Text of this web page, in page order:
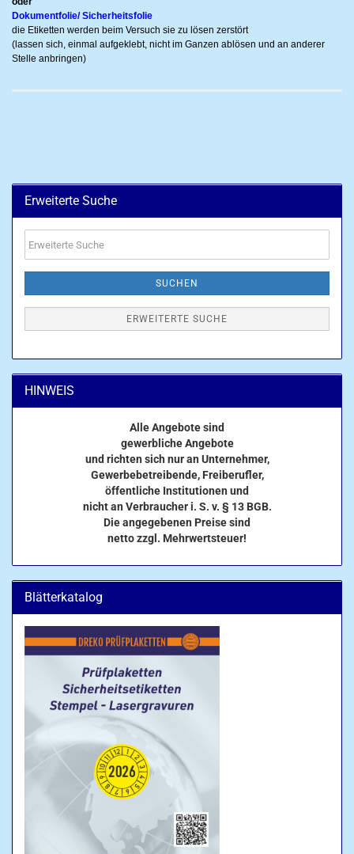
Dokumentfolie/ Sicherheitsfolie
die Etiketten werden beim Versuch sie zu lösen zerstört
(lassen sich, einmal aufgeklebt, nicht im Ganzen ablösen und an anderer
Stelle anbringen)
Erweiterte Suche
Suche
SUCHEN
ERWEITERTE SUCHE
HINWEIS
Alle Angebote sind
gewerbliche Angebote
und richten sich nur an Unternehmer,
Gewerbebetreibende, Freiberufler,
öffentliche Institutionen und
nicht an Verbraucher i. S. v. § 13 BGB.
Die angegebenen Preise sind
netto zzgl. Mehrwertsteuer!
Blätterkatalog